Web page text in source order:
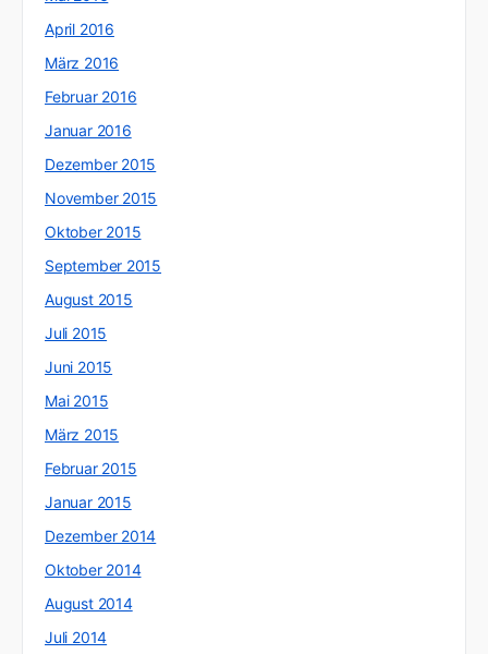
April 2016
März 2016
Februar 2016
Januar 2016
Dezember 2015
November 2015
Oktober 2015
September 2015
August 2015
Juli 2015
Juni 2015
Mai 2015
März 2015
Februar 2015
Januar 2015
Dezember 2014
Oktober 2014
August 2014
Juli 2014